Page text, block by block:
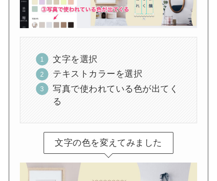
文字を選択
テキストカラーを選択
写真で使われている色が出てく
る
文字の色を変えてみました